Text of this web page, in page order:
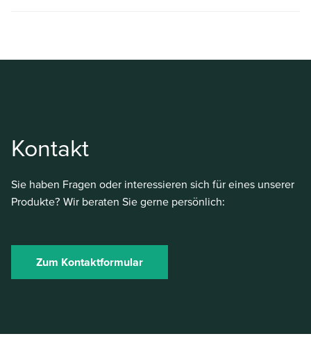
Kontakt
Sie haben Fragen oder interessieren sich für eines unserer
Produkte? Wir beraten Sie gerne persönlich:
Zum Kontaktformular